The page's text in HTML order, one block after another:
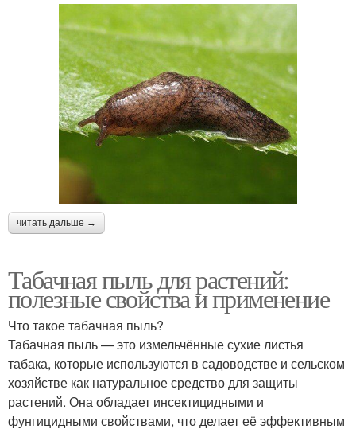
читать дальше →
Табачная пыль для растений:
полезные свойства и применение
Что такое табачная пыль?
Табачная пыль — это измельчённые сухие листья
табака, которые используются в садоводстве и сельском
хозяйстве как натуральное средство для защиты
растений. Она обладает инсектицидными и
фунгицидными свойствами, что делает её эффективным